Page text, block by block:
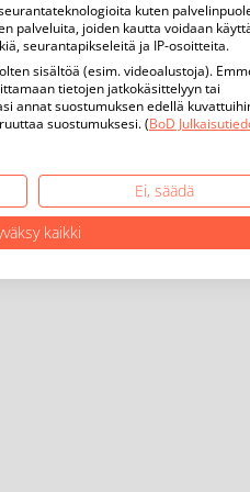
kuten
palveluita, joiden kautta voidaan
seurantapikseleitä ja IP-osoitteita.
sisältöä (esim. videoalustoja).
tietojen jatkokäsittelyyn tai
annat suostumuksen edellä
suostumuksesi. (BoD
Ei, säädä
kaikki